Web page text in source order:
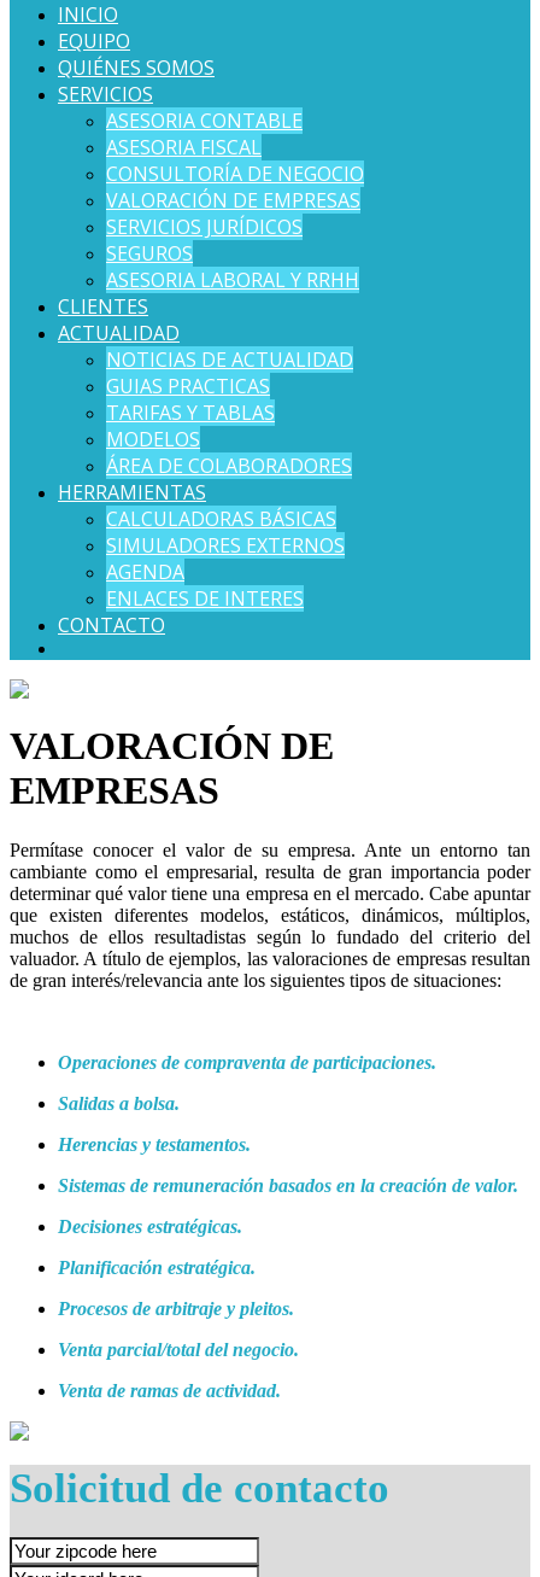
INICIO
EQUIPO
QUIÉNES SOMOS
SERVICIOS
ASESORIA CONTABLE
ASESORIA FISCAL
CONSULTORÍA DE NEGOCIO
VALORACIÓN DE EMPRESAS
SERVICIOS JURÍDICOS
SEGUROS
ASESORIA LABORAL Y RRHH
CLIENTES
ACTUALIDAD
NOTICIAS DE ACTUALIDAD
GUIAS PRACTICAS
TARIFAS Y TABLAS
MODELOS
ÁREA DE COLABORADORES
HERRAMIENTAS
CALCULADORAS BÁSICAS
SIMULADORES EXTERNOS
AGENDA
ENLACES DE INTERES
CONTACTO
VALORACIÓN DE
EMPRESAS
Permítase conocer el valor de su empresa. Ante un entorno tan
cambiante como el empresarial, resulta de gran importancia poder
determinar qué valor tiene una empresa en el mercado. Cabe apuntar
que existen diferentes modelos, estáticos, dinámicos, múltiplos,
muchos de ellos resultadistas según lo fundado del criterio del
valuador. A título de ejemplos, las valoraciones de empresas resultan
de gran interés/relevancia ante los siguientes tipos de situaciones:
Operaciones de compraventa de participaciones.
Salidas a bolsa.
Herencias y testamentos.
Sistemas de remuneración basados en la creación de valor.
Decisiones estratégicas.
Planificación estratégica.
Procesos de arbitraje y pleitos.
Venta parcial/total del negocio.
Venta de ramas de actividad.
Solicitud de contacto